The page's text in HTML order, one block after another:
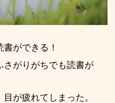
ができる！
さがりがちでも読書が
が疲れてしまった。